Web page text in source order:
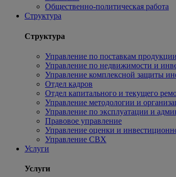
Общественно-политическая работа
Структура
Структура
Управление по поставкам продукции
Управление по недвижимости и
Управление комплексной защиты
Отдел кадров
Отдел капитального и текущего
Управление методологии и
Управление по эксплуатации и
Правовое управление
Управление оценки и
Управление СВХ
Услуги
Услуги